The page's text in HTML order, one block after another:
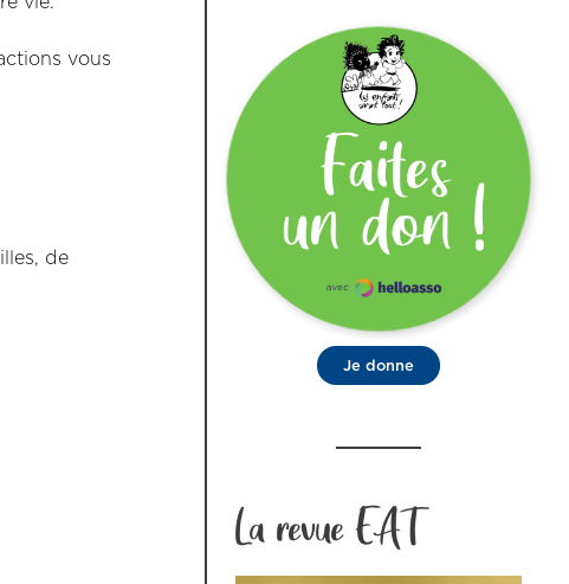
vous
de
Je donne
La revue EAT